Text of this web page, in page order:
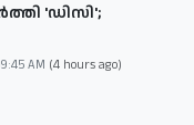
'ഡിസി';
AM (4 hours ago)